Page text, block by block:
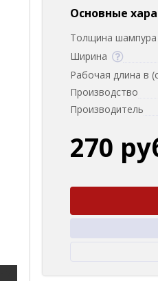
Основные
Толщина
Ширина
Рабочая длина в
Производство
Производитель
270